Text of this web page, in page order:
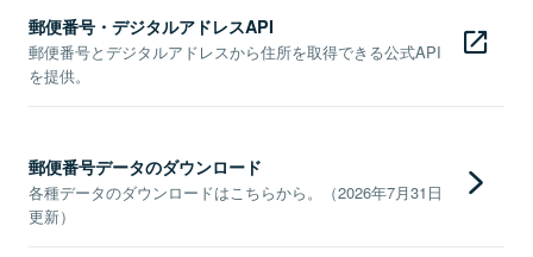
郵便番号・デジタルアドレスAPI
郵便番号とデジタルアドレスから住所を取得できる公式API
を提供。
郵便番号データのダウンロード
各種データのダウンロードはこちらから。（2026年7月31日
更新）